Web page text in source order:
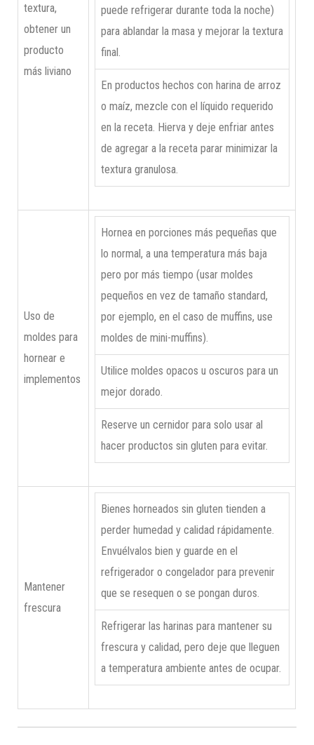
textura,
obtener un
producto
más liviano
puede refrigerar durante toda la noche)
para ablandar la masa y mejorar la textura
final.
En productos hechos con harina de arroz
o maíz, mezcle con el líquido requerido
en la receta. Hierva y deje enfriar antes
de agregar a la receta parar minimizar la
textura granulosa.
Uso de
moldes para
hornear e
implementos
Hornea en porciones más pequeñas que
lo normal, a una temperatura más baja
pero por más tiempo (usar moldes
pequeños en vez de tamaño standard,
por ejemplo, en el caso de muffins, use
moldes de mini-muffins).
Utilice moldes opacos u oscuros para un
mejor dorado.
Reserve un cernidor para solo usar al
hacer productos sin gluten para evitar.
Mantener
frescura
Bienes horneados sin gluten tienden a
perder humedad y calidad rápidamente.
Envuélvalos bien y guarde en el
refrigerador o congelador para prevenir
que se resequen o se pongan duros.
Refrigerar las harinas para mantener su
frescura y calidad, pero deje que lleguen
a temperatura ambiente antes de ocupar.